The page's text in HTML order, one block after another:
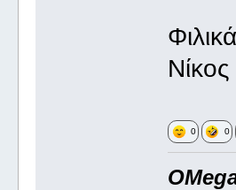
Φιλικά
Νίκος
0 0